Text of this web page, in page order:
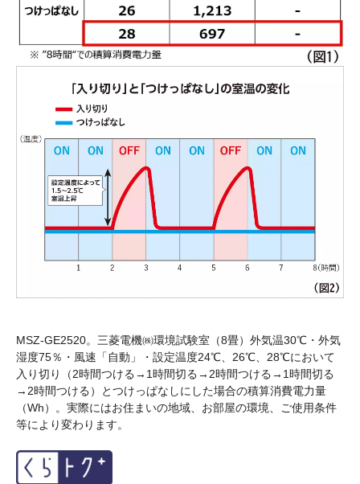
MSZ-GE2520。三菱電機㈱環境試験室（8畳）外気温30℃・外気
湿度75％・風速「自動」・設定温度24℃、26℃、28℃において
入り切り（2時間つける→1時間切る→2時間つける→1時間切る
→2時間つける）とつけっぱなしにした場合の積算消費電力量
（Wh）。実際にはお住まいの地域、お部屋の環境、ご使用条件
等により変わります。